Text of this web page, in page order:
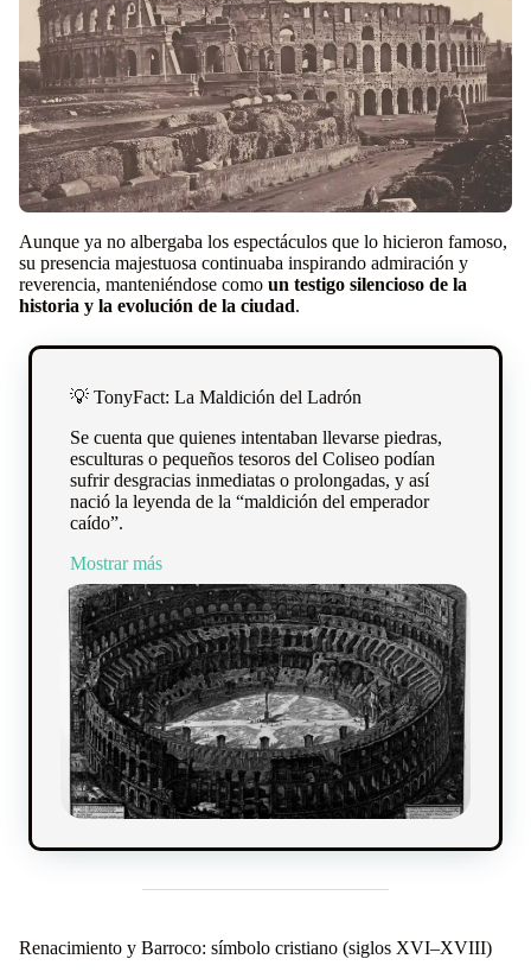
Aunque ya no albergaba los espectáculos que lo hicieron famoso,
su presencia majestuosa continuaba inspirando admiración y
reverencia, manteniéndose como un testigo silencioso de la
historia y la evolución de la ciudad.
💡 TonyFact: La Maldición del Ladrón
Se cuenta que quienes intentaban llevarse piedras,
esculturas o pequeños tesoros del Coliseo podían
sufrir desgracias inmediatas o prolongadas, y así
nació la leyenda de la “maldición del emperador
caído”.
Mostrar más
Renacimiento y Barroco: símbolo cristiano (siglos XVI–XVIII)